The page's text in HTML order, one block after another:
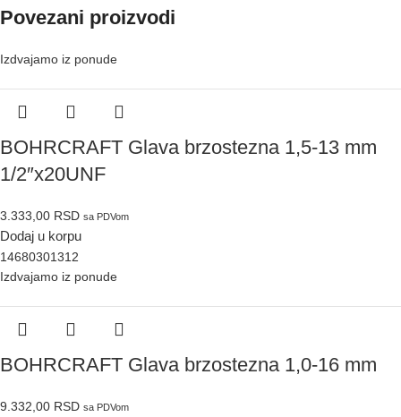
Povezani proizvodi
Izdvajamo iz ponude
BOHRCRAFT Glava brzostezna 1,5-13 mm
1/2″x20UNF
3.333,00 RSD sa PDVom
Dodaj u korpu
14680301312
Izdvajamo iz ponude
BOHRCRAFT Glava brzostezna 1,0-16 mm
9.332,00 RSD sa PDVom